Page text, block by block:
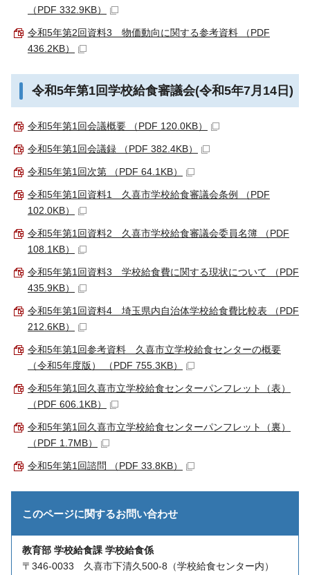
（PDF 332.9KB）
令和5年第2回資料3 物価動向に関する参考資料 （PDF
436.2KB）
令和5年第1回学校給食審議会(令和5年7月14日)
令和5年第1回会議概要 （PDF 120.0KB）
令和5年第1回会議録 （PDF 382.4KB）
令和5年第1回次第 （PDF 64.1KB）
令和5年第1回資料1 久喜市学校給食審議会条例 （PDF
102.0KB）
令和5年第1回資料2 久喜市学校給食審議会委員名簿 （PDF
108.1KB）
令和5年第1回資料3 学校給食費に関する現状について （PDF
435.9KB）
令和5年第1回資料4 埼玉県内自治体学校給食費比較表 （PDF
212.6KB）
令和5年第1回参考資料 久喜市立学校給食センターの概要
（令和5年度版） （PDF 755.3KB）
令和5年第1回久喜市立学校給食センターパンフレット（表）
（PDF 606.1KB）
令和5年第1回久喜市立学校給食センターパンフレット（裏）
（PDF 1.7MB）
令和5年第1回諮問 （PDF 33.8KB）
このページに関するお問い合わせ
教育部 学校給食課 学校給食係
〒346-0033 久喜市下清久500-8（学校給食センター内）